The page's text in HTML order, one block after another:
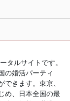
タルサイトです。
の婚活パーティ
きます。東京、
め、日本全国の最